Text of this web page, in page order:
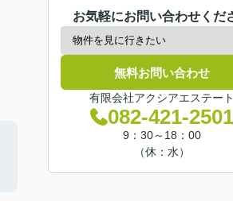
お気軽にお問い合わせくだ
無料お問い合わせ
有限会社アクシアエステート
082-421-2501
9：30～18：00
（休：水）